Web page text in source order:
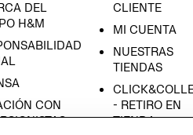
DEL
H&M
CON
CLIENTE
MI CUENTA
NUESTRAS
TIENDAS
- RETIRO EN
TIENDA